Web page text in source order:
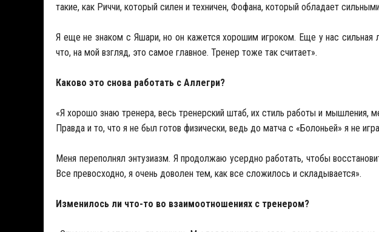
такие, как Риччи, который силен и техничен, Фофана, который обладает
Я еще не знаком с Яшари, но он кажется хорошим игроком. Еще у нас сильная
что, на мой взгляд, это самое главное. Тренер тоже так считает».
Каково это снова работать с Аллегри?
«Я хорошо знаю тренера, весь тренерский штаб, их стиль работы и мышления,
Правда и то, что я не был готов физически, ведь до матча с «Болоньей» я не
Меня переполнял энтузиазм. Я продолжаю усердно работать, чтобы
Все превосходно, я очень доволен тем, как все сложилось и складывается».
Изменилось ли что-то во взаимоотношениях с тренером?